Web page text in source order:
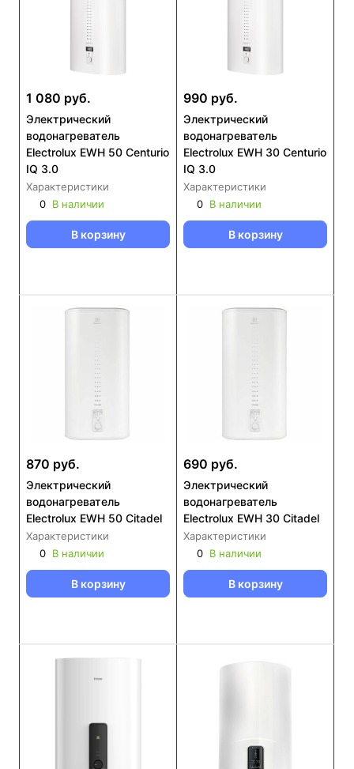
1 080 руб.
Электрический
водонагреватель
Electrolux EWH 50 Centurio
IQ 3.0
Характеристики
0 В наличии
В корзину
990 руб.
Электрический
водонагреватель
Electrolux EWH 30 Centurio
IQ 3.0
Характеристики
0 В наличии
В корзину
870 руб.
Электрический
водонагреватель
Electrolux EWH 50 Citadel
Характеристики
0 В наличии
В корзину
690 руб.
Электрический
водонагреватель
Electrolux EWH 30 Citadel
Характеристики
0 В наличии
В корзину